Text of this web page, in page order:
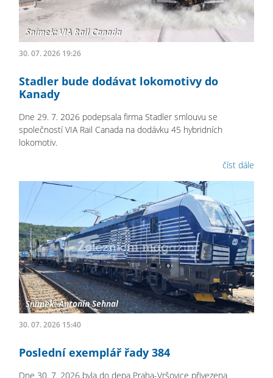
30. 07. 2026 19:26
Stadler bude dodávat lokomotivy do
Kanady
Dne 29. 7. 2026 podepsala firma Stadler smlouvu se
společností VIA Rail Canada na dodávku 45 hybridních
lokomotiv.
číst dále
30. 07. 2026 15:40
Poslední exemplář řady 384
Dne 30. 7. 2026 byla do depa Praha-Vršovice přivezena